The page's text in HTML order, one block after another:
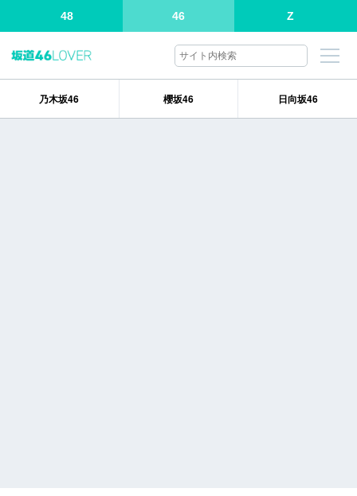
48 46 Z
乃木坂46 櫻坂46 日向坂46